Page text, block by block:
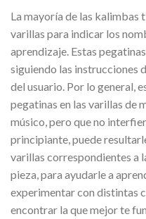
La mayoría de las kalimbas
varillas para indicar los
aprendizaje. Estas
siguiendo las instrucciones
del usuario. Por lo general,
pegatinas en las varillas de
músico, pero que no
principiante, puede
varillas correspondientes a
pieza, para ayudarle a
experimentar con distintas
encontrar la que mejor te